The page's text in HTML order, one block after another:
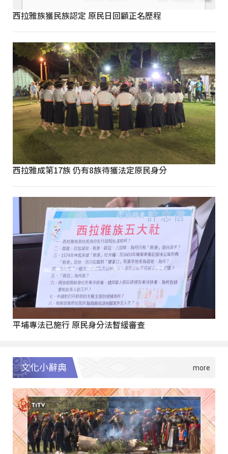
西拉雅族獲民族認定 原民日回顧正名歷程
西拉雅成第17族 仍有8族待獲法定原民身分
平埔專法已施行 原民身分法暫緩審查
文化小辭典